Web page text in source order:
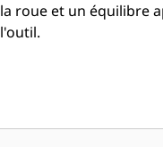
la roue et un équilibre
l'outil.